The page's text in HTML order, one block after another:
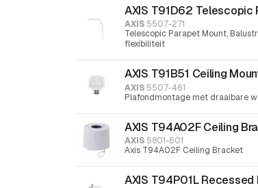
AXIS T91D62 Telescopic
AXIS 5507-271
Telescopic Parapet Mount,
flexibiliteit
AXIS T91B51 Ceiling
AXIS 5507-461
Plafondmontage met draaibare
AXIS T94A02F Ceiling
AXIS 5801-601
Axis T94A02F Ceiling Bracket
AXIS T94P01L Recessed